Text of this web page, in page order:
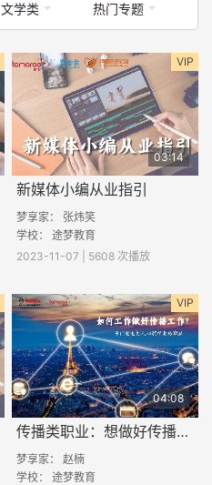
文学类 热门专题
VIP
03:14
新媒体小编从业指引
梦享家： 张炜笑
学校： 途梦教育
2023-11-07 | 5608 次播放
VIP
04:08
传播类职业：想做好传播工作，作为学生现在能做哪些准备？
梦享家： 赵楠
学校： 途梦教育